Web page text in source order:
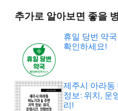
추가로 알아보면 좋을
휴일 당번 약
확인하세요!
제주시 아라동
정보: 위치, 운
리!